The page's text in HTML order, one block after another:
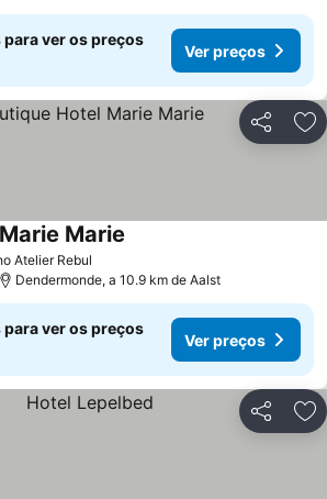
para ver os preços
Ver preços
Partilhar
Atelier Rebul
Marie
Dendermonde, a 10.9 km de Aalst
para ver os preços
Ver preços
Partilhar